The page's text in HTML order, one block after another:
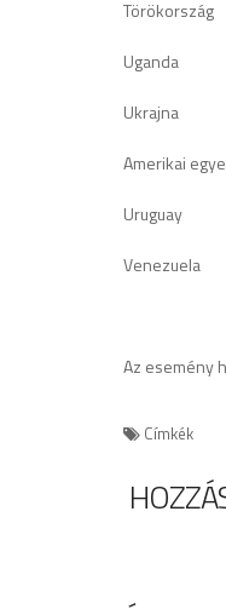
Törökország
Uganda
Ukrajna
Amerikai
Uruguay
Venezuela
Az esemény
Címkék